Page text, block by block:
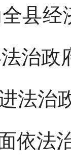
县
治
法治
依